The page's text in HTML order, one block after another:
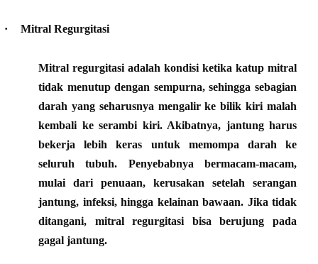
· Mitral Regurgitasi
Mitral regurgitasi adalah kondisi ketika katup mitral
tidak menutup dengan sempurna, sehingga sebagian
darah yang seharusnya mengalir ke bilik kiri malah
kembali ke serambi kiri. Akibatnya, jantung harus
bekerja lebih keras untuk memompa darah ke
seluruh tubuh. Penyebabnya bermacam-macam,
mulai dari penuaan, kerusakan setelah serangan
jantung, infeksi, hingga kelainan bawaan. Jika tidak
ditangani, mitral regurgitasi bisa berujung pada
gagal jantung.